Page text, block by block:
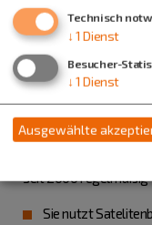
Die Studie des
seit 2000 regelmäßig
Sie nutzt
Technisch
↓ 1 Dienst
Besucher-
↓ 1 Dienst
Ausgewählte